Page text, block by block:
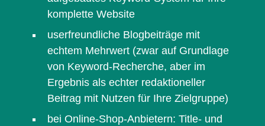
komplette Website
userfreundliche Blogbeiträge mit
echtem Mehrwert (zwar auf Grundlage
von Keyword-Recherche, aber im
Ergebnis als echter redaktioneller
Beitrag mit Nutzen für Ihre Zielgruppe)
bei Online-Shop-Anbietern: Title- und